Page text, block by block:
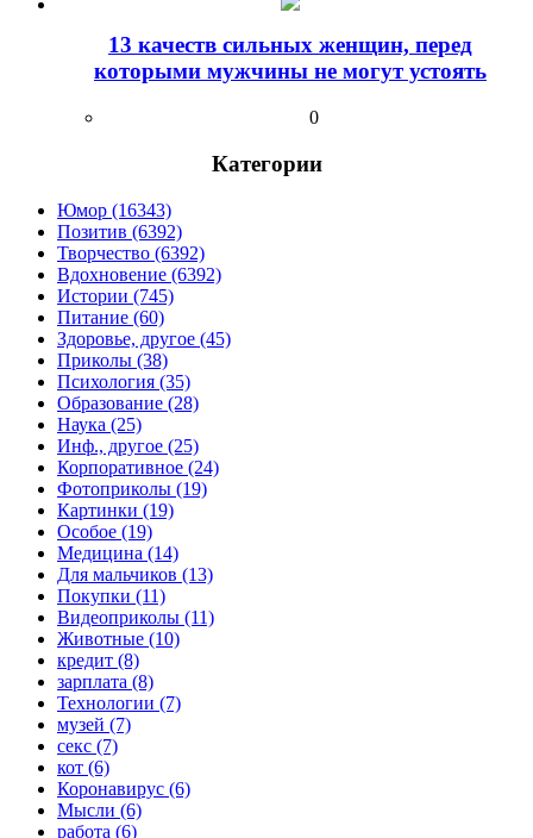
13 качеств сильных женщин, перед
которыми мужчины не могут устоять
0
Категории
Юмор (16343)
Позитив (6392)
Творчество (6392)
Вдохновение (6392)
Истории (745)
Питание (60)
Здоровье, другое (45)
Приколы (38)
Психология (35)
Образование (28)
Наука (25)
Инф., другое (25)
Корпоративное (24)
Фотоприколы (19)
Картинки (19)
Особое (19)
Медицина (14)
Для мальчиков (13)
Покупки (11)
Видеоприколы (11)
Животные (10)
кредит (8)
зарплата (8)
Технологии (7)
музей (7)
секс (7)
кот (6)
Коронавирус (6)
Мысли (6)
работа (6)